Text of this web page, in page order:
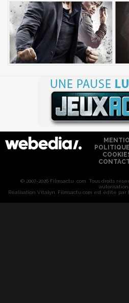
© 2007-2026 Filmsactu .com. Tous droits
autorisation.
Réalisation Vitalyn . Filmsactu .com est édité par